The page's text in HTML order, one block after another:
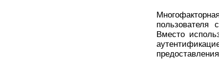
пользователя
Вместо